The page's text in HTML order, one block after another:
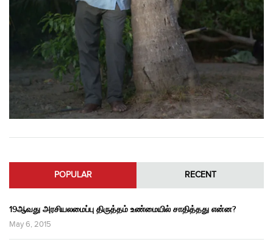
POPULAR RECENT
19ஆவது அரசியலமைப்பு திருத்தம் உண்மையில் சாதித்தது என்ன?
May 6, 2015